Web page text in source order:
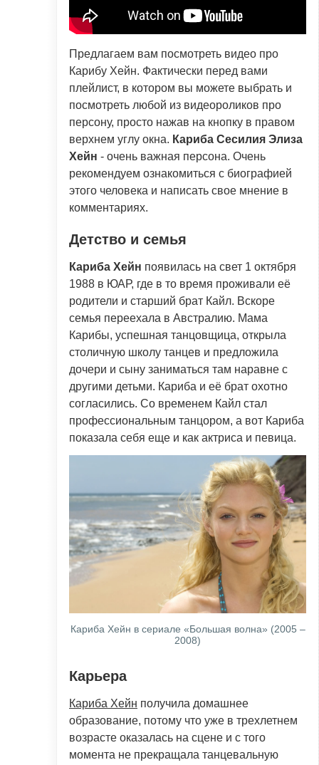
Предлагаем вам посмотреть видео про
Карибу Хейн. Фактически перед вами
плейлист, в котором вы можете выбрать и
посмотреть любой из видеороликов про
персону, просто нажав на кнопку в правом
верхнем углу окна. Кариба Сесилия Элиза
Хейн - очень важная персона. Очень
рекомендуем ознакомиться с биографией
этого человека и написать свое мнение в
комментариях.
Детство и семья
Кариба Хейн появилась на свет 1 октября
1988 в ЮАР, где в то время проживали её
родители и старший брат Кайл. Вскоре
семья переехала в Австралию. Мама
Карибы, успешная танцовщица, открыла
столичную школу танцев и предложила
дочери и сыну заниматься там наравне с
другими детьми. Кариба и её брат охотно
согласились. Со временем Кайл стал
профессиональным танцором, а вот Кариба
показала себя еще и как актриса и певица.
Кариба Хейн в сериале «Большая волна» (2005 –
2008)
Карьера
Кариба Хейн получила домашнее
образование, потому что уже в трехлетнем
возрасте оказалась на сцене и с того
момента не прекращала танцевальную